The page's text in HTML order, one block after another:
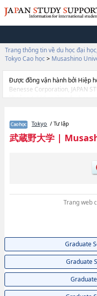
Trang thông tin về du học đại
Tokyo Cao học > Musashino
Được đồng vận hành bởi Hiệp
Benesse Corporation, JAPAN
khoảng 1.300 trường đại học,
cần thiết dành cho du học sinh,
and Social
CulturehoặcGraduate School
School of
of EducationhoặcGraduate
SciencehoặcWell-being,
quan đến thi tuyển như số
trang thiết bị, hướng dẫn địa
Tokyo / Tư lập
武蔵野大学|
Trang web
Graduate
Graduate